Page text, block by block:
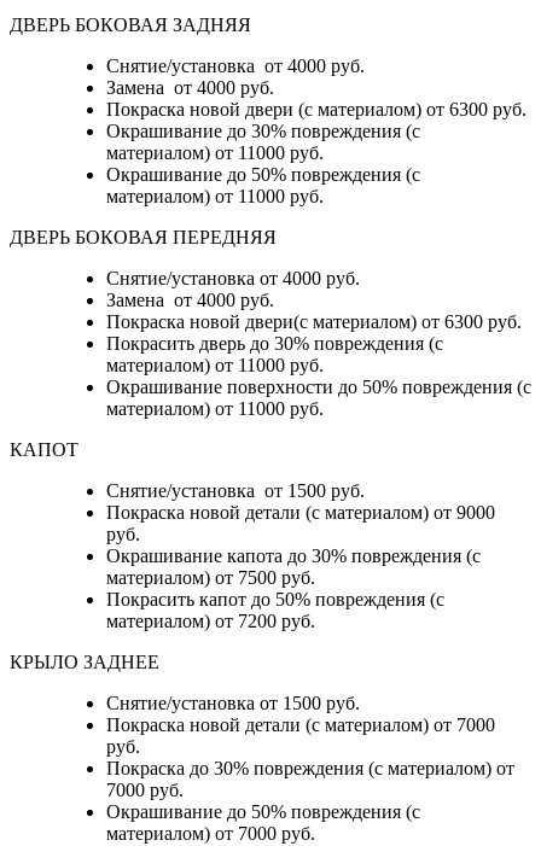
ДВЕРЬ БОКОВАЯ ЗАДНЯЯ
Снятие/установка от 4000 руб.
Замена от 4000 руб.
Покраска новой двери (с материалом) от 6300 руб.
Окрашивание до 30% повреждения (с
материалом) от 11000 руб.
Окрашивание до 50% повреждения (с
материалом) от 11000 руб.
ДВЕРЬ БОКОВАЯ ПЕРЕДНЯЯ
Снятие/установка от 4000 руб.
Замена от 4000 руб.
Покраска новой двери(с материалом) от 6300 руб.
Покрасить дверь до 30% повреждения (с
материалом) от 11000 руб.
Окрашивание поверхности до 50% повреждения (с
материалом) от 11000 руб.
КАПОТ
Снятие/установка от 1500 руб.
Покраска новой детали (с материалом) от 9000
руб.
Окрашивание капота до 30% повреждения (с
материалом) от 7500 руб.
Покрасить капот до 50% повреждения (с
материалом) от 7200 руб.
КРЫЛО ЗАДНЕЕ
Снятие/установка от 1500 руб.
Покраска новой детали (с материалом) от 7000
руб.
Покраска до 30% повреждения (с материалом) от
7000 руб.
Окрашивание до 50% повреждения (с
материалом) от 7000 руб.